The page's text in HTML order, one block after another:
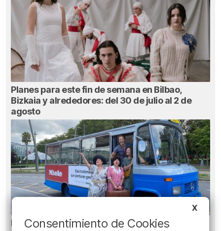
Planes para este fin de semana en Bilbao,
Bizkaia y alrededores: del 30 de julio al 2 de
agosto
Planes para esta semana en Bilbao, Bizkaia y
X
Consentimiento de Cookies